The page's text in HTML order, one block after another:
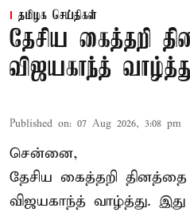
தமிழக செய்திகள்
தேசிய கைத்தறி
விஜயகாந்த்
Published on: 07 Aug 2026, 3:08 pm
சென்னை,
தேசிய கைத்தறி தினத்தை
விஜயகாந்த் வாழ்த்து. இது